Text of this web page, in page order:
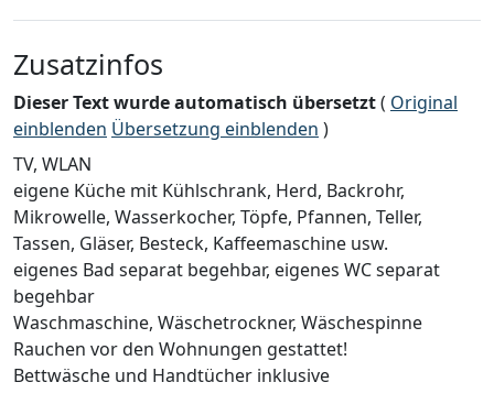
Zusatzinfos
Dieser Text wurde automatisch übersetzt( Original
einblenden Übersetzung einblenden )
TV, WLAN
eigene Küche mit Kühlschrank, Herd, Backrohr,
Mikrowelle, Wasserkocher, Töpfe, Pfannen, Teller,
Tassen, Gläser, Besteck, Kaffeemaschine usw.
eigenes Bad separat begehbar, eigenes WC separat
begehbar
Waschmaschine, Wäschetrockner, Wäschespinne
Rauchen vor den Wohnungen gestattet!
Bettwäsche und Handtücher inklusive